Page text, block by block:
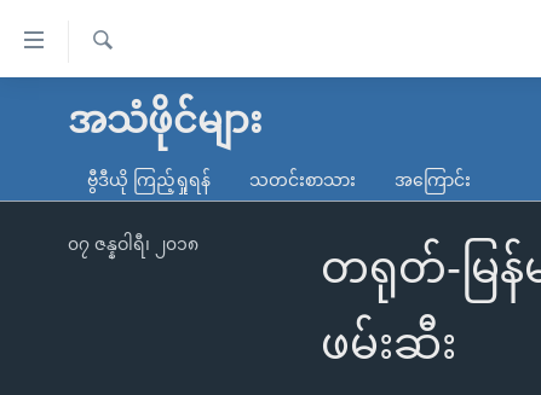
လွယ်ကူ
သည့်
မူလစာမျက်နှာ
ကမ္ဘာ့သတင်းများ
နိုင်ငံတကာ
ရ
အသံဖိုင်များ
ဗွီဒီယို ကြည့်ရှုရန် သတင်းစာသား အကြောင်း
တရုတ်-မြန်
ဖမ်းဆီး
၀၇ ဇန္နဝါရီ၊ ၂၀၁၈